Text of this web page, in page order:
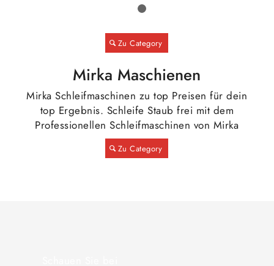
Zu Category
Mirka Maschienen
Mirka Schleifmaschinen zu top Preisen für dein
top Ergebnis. Schleife Staub frei mit dem
Professionellen Schleifmaschinen von Mirka
Zu Category